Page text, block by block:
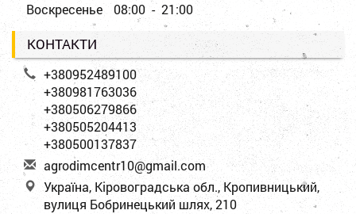
Воскресенье
08:00 - 21:00
КОНТАКТИ
+380952489100
+380981763036
+380506279866
+380505204413
+380500137837
agrodimcentr10@gmail.com
Україна, Кіровоградська обл., Кропивницький,
вулиця Бобринецький шлях, 210